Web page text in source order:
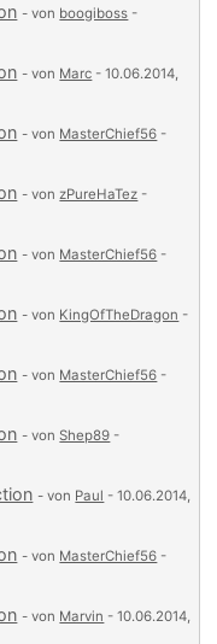
- von boogiboss -
- von Marc - 10.06.2014,
- von MasterChief56 -
- vonzPureHaTez -
- von MasterChief56 -
- von KingOfTheDragon -
- von MasterChief56 -
- vonShep89 -
- von Paul - 10.06.2014,
- von MasterChief56 -
- von Marvin - 10.06.2014,